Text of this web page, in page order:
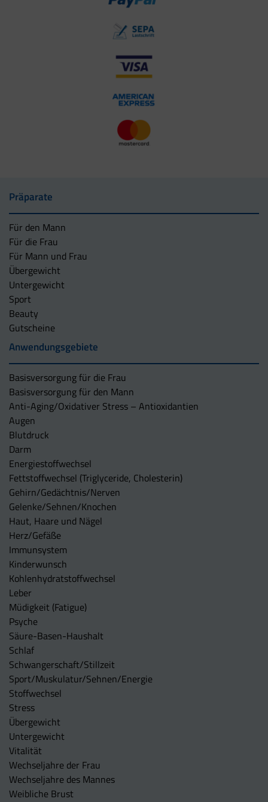
Präparate
Für den Mann
Für die Frau
Für Mann und Frau
Übergewicht
Untergewicht
Sport
Beauty
Gutscheine
Anwendungsgebiete
Basisversorgung für die Frau
Basisversorgung für den Mann
Anti-Aging/Oxidativer Stress – Antioxidantien
Augen
Blutdruck
Darm
Energiestoffwechsel
Fettstoffwechsel (Triglyceride, Cholesterin)
Gehirn/Gedächtnis/Nerven
Gelenke/Sehnen/Knochen
Haut, Haare und Nägel
Herz/Gefäße
Immunsystem
Kinderwunsch
Kohlenhydratstoffwechsel
Leber
Müdigkeit (Fatigue)
Psyche
Säure-Basen-Haushalt
Schlaf
Schwangerschaft/Stillzeit
Sport/Muskulatur/Sehnen/Energie
Stoffwechsel
Stress
Übergewicht
Untergewicht
Vitalität
Wechseljahre der Frau
Wechseljahre des Mannes
Weibliche Brust